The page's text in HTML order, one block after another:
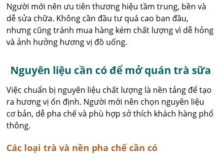
Người mới nên ưu tiên thương hiệu tầm trung, bền và
dễ sửa chữa. Không cần đầu tư quá cao ban đầu,
nhưng cũng tránh mua hàng kém chất lượng vì dễ hỏng
và ảnh hưởng hương vị đồ uống.
Nguyên liệu cần có để mở quán trà sữa
Việc chuẩn bị nguyên liệu chất lượng là nền tảng để tạo
ra hương vị ổn định. Người mới nên chọn nguyên liệu
cơ bản, dễ pha chế và phù hợp sở thích khách hàng phổ
thông.
Các loại trà và nền pha chế cần có